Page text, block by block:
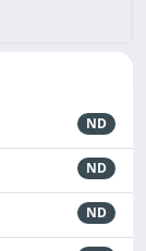
ND
ND
ND